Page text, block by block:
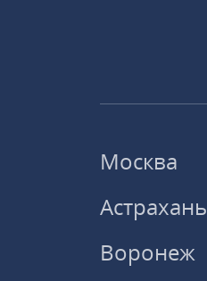
Москва
Астрахань
Воронеж